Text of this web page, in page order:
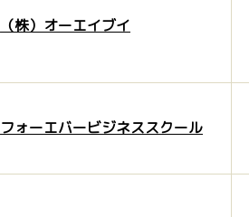
（株）オーエイブイ
フォーエバービジネススクール